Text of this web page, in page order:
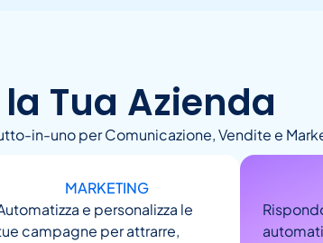
Tua Azienda
in-uno per Comunicazione, Vendite e
MARKETING
e personalizza le
campagne per attrarre,